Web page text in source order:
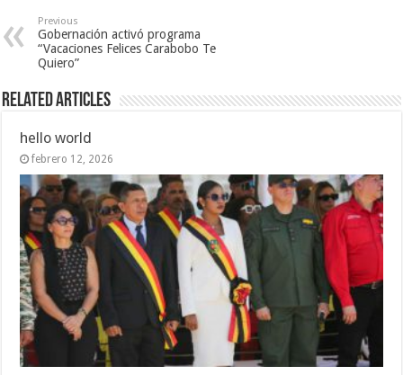
Previous
Gobernación activó programa
“Vacaciones Felices Carabobo Te
Quiero”
Related Articles
hello world
febrero 12, 2026